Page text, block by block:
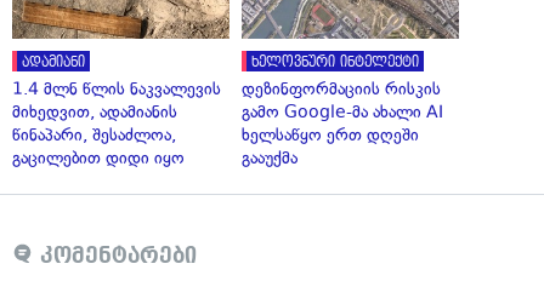
ადამიანი
1.4 მლნ წლის ნაკვალევის
მიხედვით, ადამიანის
წინაპარი, შესაძლოა,
გაცილებით დიდი იყო
ხელოვნური ინტელექტი
დეზინფორმაციის რისკის
გამო Google-მა ახალი AI
ხელსაწყო ერთ დღეში
გააუქმა
კომენტარები